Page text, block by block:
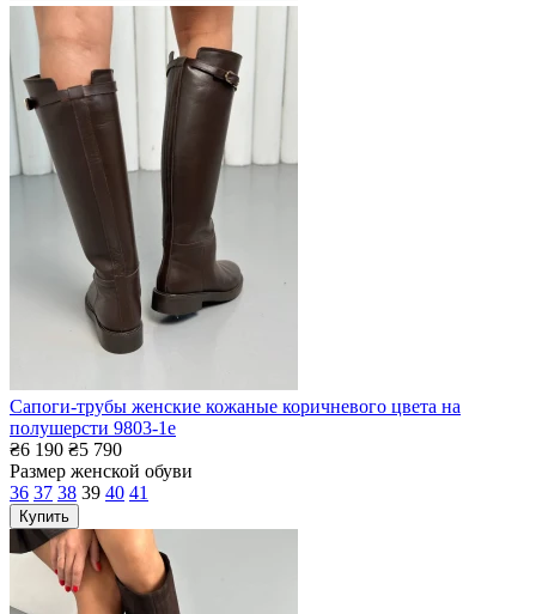
Сапоги-трубы женские кожаные коричневого цвета на
полушерсти 9803-1е
₴6 190 ₴5 790
Размер женской обуви
36 37 38 39 40 41
Купить